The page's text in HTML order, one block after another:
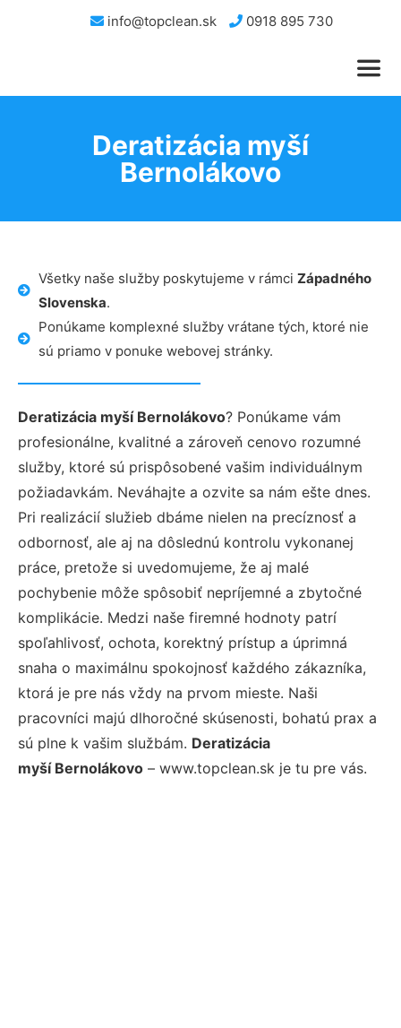
info@topclean.sk 0918 895 730
Deratizácia myší
Bernolákovo
Všetky naše služby poskytujeme v rámci Západného
Slovenska.
Ponúkame komplexné služby vrátane tých, ktoré nie
sú priamo v ponuke webovej stránky.
Deratizácia myší Bernolákovo? Ponúkame vám
profesionálne, kvalitné a zároveň cenovo rozumné
služby, ktoré sú prispôsobené vašim individuálnym
požiadavkám. Neváhajte a ozvite sa nám ešte dnes.
Pri realizácií služieb dbáme nielen na precíznosť a
odbornosť, ale aj na dôslednú kontrolu vykonanej
práce, pretože si uvedomujeme, že aj malé
pochybenie môže spôsobiť nepríjemné a zbytočné
komplikácie. Medzi naše firemné hodnoty patrí
spoľahlivosť, ochota, korektný prístup a úprimná
snaha o maximálnu spokojnosť každého zákazníka,
ktorá je pre nás vždy na prvom mieste. Naši
pracovníci majú dlhoročné skúsenosti, bohatú prax a
sú plne k vašim službám. Deratizácia
myší Bernolákovo – www.topclean.sk je tu pre vás.